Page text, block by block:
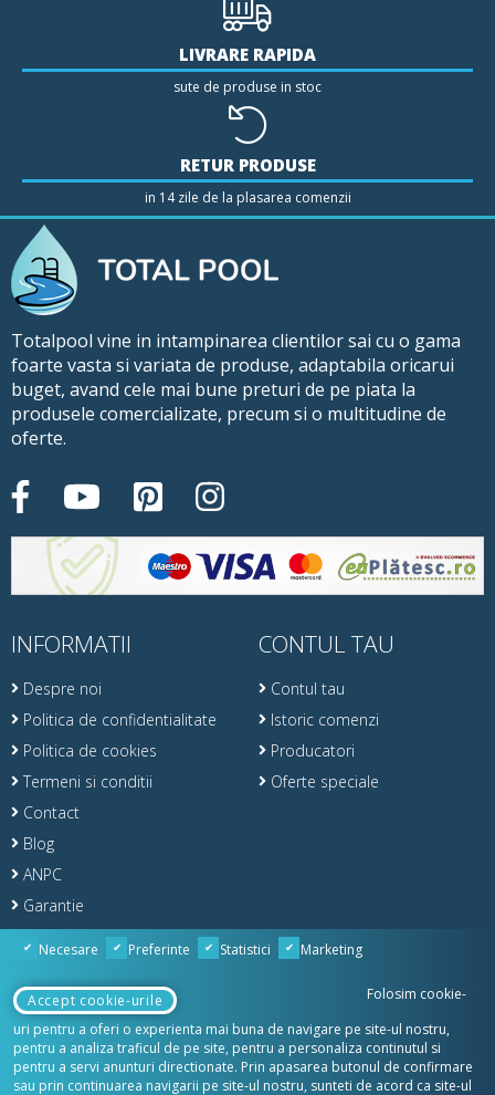
Necesare Preferinte Statistici Marketing
Accept cookie-urile
Folosim cookie-
uri pentru a oferi o experienta mai buna de navigare pe site-ul nostru,
pentru a analiza traficul de pe site, pentru a personaliza continutul si
pentru a servi anunturi directionate. Prin apasarea butonul de confirmare
sau prin continuarea navigarii pe site-ul nostru, sunteti de acord ca site-ul
LIVRARE RAPIDA
sute de produse in stoc
RETUR PRODUSE
in 14 zile de la plasarea comenzii
Totalpool vine in intampinarea clientilor sai cu o gama
foarte vasta si variata de produse, adaptabila oricarui
buget, avand cele mai bune preturi de pe piata la
produsele comercializate, precum si o multitudine de
oferte.
INFORMATII
Despre noi
Politica de confidentialitate
Politica de cookies
Termeni si conditii
Contact
Blog
ANPC
Garantie
Retur
CONTUL TAU
Contul tau
Istoric comenzi
Producatori
Oferte speciale
© Copyright 2020 TotalPool & SPA